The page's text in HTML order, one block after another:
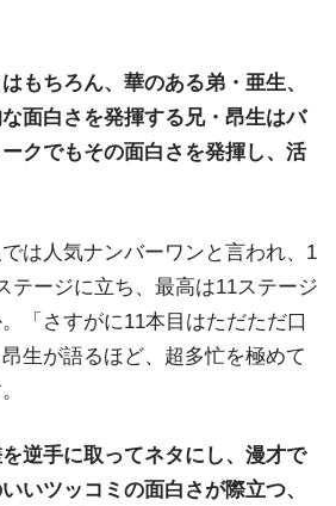
もちろん、華のある弟・亜生、
面白さを発揮する兄・昂生はバ
クでもその面白さを発揮し、活
は人気ナンバーワンと言われ、1
テージに立ち、最高は11ステージ
「さすがに11本目はただただ口
生が語るほど、超多忙を極めて
逆手に取ってネタにし、漫才で
いツッコミの面白さが際立つ、